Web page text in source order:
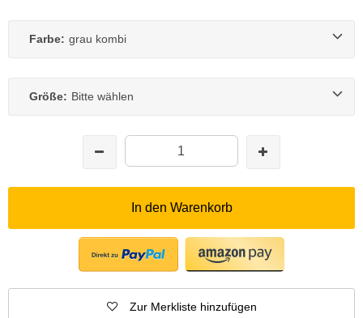
Farbe: grau kombi
Größe: Bitte wählen
In den Warenkorb
Zur Merkliste hinzufügen